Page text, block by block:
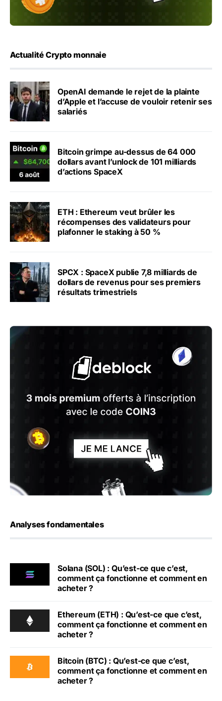
Actualité Crypto monnaie
OpenAI demande le rejet de la plainte
d’Apple et l’accuse de vouloir retenir ses
salariés
Bitcoin grimpe au-dessus de 64 000
dollars avant l’unlock de 101 milliards
d’actions SpaceX
ETH : Ethereum veut brûler les
récompenses des validateurs pour
plafonner le staking à 50 %
SPCX : SpaceX publie 7,8 milliards de
dollars de revenus pour ses premiers
résultats trimestriels
Analyses fondamentales
Solana (SOL) : Qu’est-ce que c’est,
comment ça fonctionne et comment en
acheter ?
Ethereum (ETH) : Qu’est-ce que c’est,
comment ça fonctionne et comment en
acheter ?
Bitcoin (BTC) : Qu’est-ce que c’est,
comment ça fonctionne et comment en
acheter ?